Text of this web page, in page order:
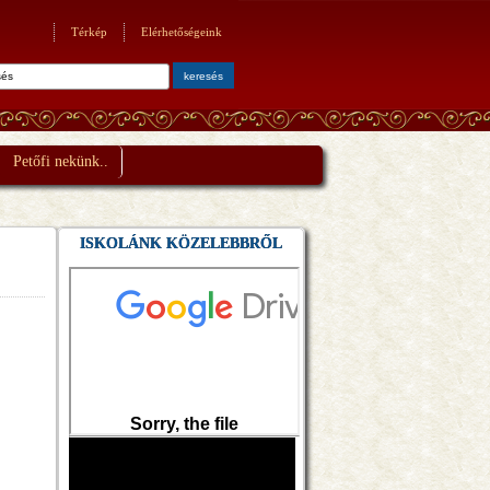
Elérhetőségeink
Térkép
Petőfi nekünk..
ISKOLÁNK KÖZELEBBRŐL